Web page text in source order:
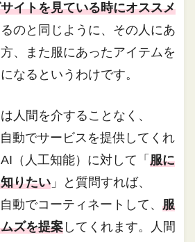
イトを見ている時にオススメ
のと同じように、その人にあ
、また服にあったアイテムを
なるというわけです。
人間を介することなく、
動でサービスを提供してくれ
（人工知能）に対して「服に
りたい 」と質問すれば、
動でコーティネートして、服
ズを提案 してくれます。人間